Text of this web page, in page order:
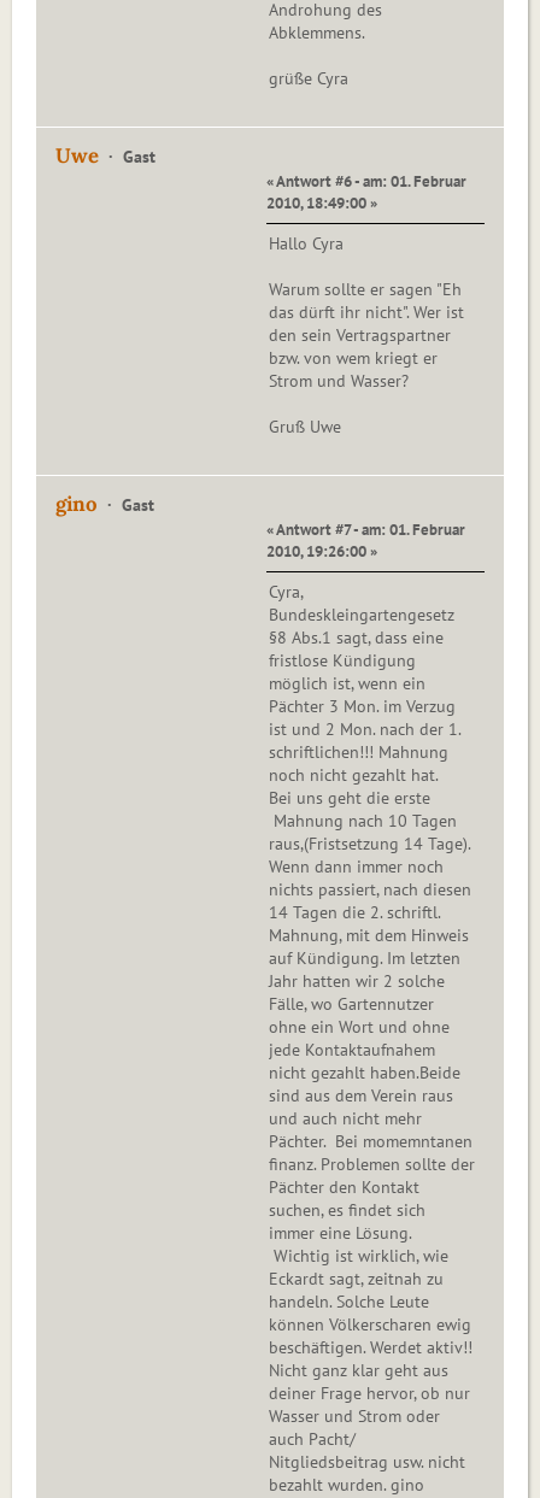
Androhung des
Abklemmens.
grüße Cyra
Uwe Gast
« Antwort #6 - am: 01. Februar
2010, 18:49:00 »
Hallo Cyra
Warum sollte er sagen "Eh
das dürft ihr nicht". Wer ist
den sein Vertragspartner
bzw. von wem kriegt er
Strom und Wasser?
Gruß Uwe
gino Gast
« Antwort #7 - am: 01. Februar
2010, 19:26:00 »
Cyra,
Bundeskleingartengesetz
§8 Abs.1 sagt, dass eine
fristlose Kündigung
möglich ist, wenn ein
Pächter 3 Mon. im Verzug
ist und 2 Mon. nach der 1.
schriftlichen!!! Mahnung
noch nicht gezahlt hat.
Bei uns geht die erste
Mahnung nach 10 Tagen
raus,(Fristsetzung 14 Tage).
Wenn dann immer noch
nichts passiert, nach diesen
14 Tagen die 2. schriftl.
Mahnung, mit dem Hinweis
auf Kündigung. Im letzten
Jahr hatten wir 2 solche
Fälle, wo Gartennutzer
ohne ein Wort und ohne
jede Kontaktaufnahem
nicht gezahlt haben.Beide
sind aus dem Verein raus
und auch nicht mehr
Pächter. Bei momemntanen
finanz. Problemen sollte der
Pächter den Kontakt
suchen, es findet sich
immer eine Lösung.
Wichtig ist wirklich, wie
Eckardt sagt, zeitnah zu
handeln. Solche Leute
können Völkerscharen ewig
beschäftigen. Werdet aktiv!!
Nicht ganz klar geht aus
deiner Frage hervor, ob nur
Wasser und Strom oder
auch Pacht/
Nitgliedsbeitrag usw. nicht
bezahlt wurden. gino